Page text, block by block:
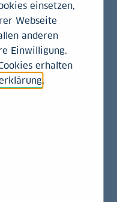
bespricht das
aktuelle Trends und
Finanzwelt –
einsetzen,
Webseite
anderen
Einwilligung.
erhalten
.